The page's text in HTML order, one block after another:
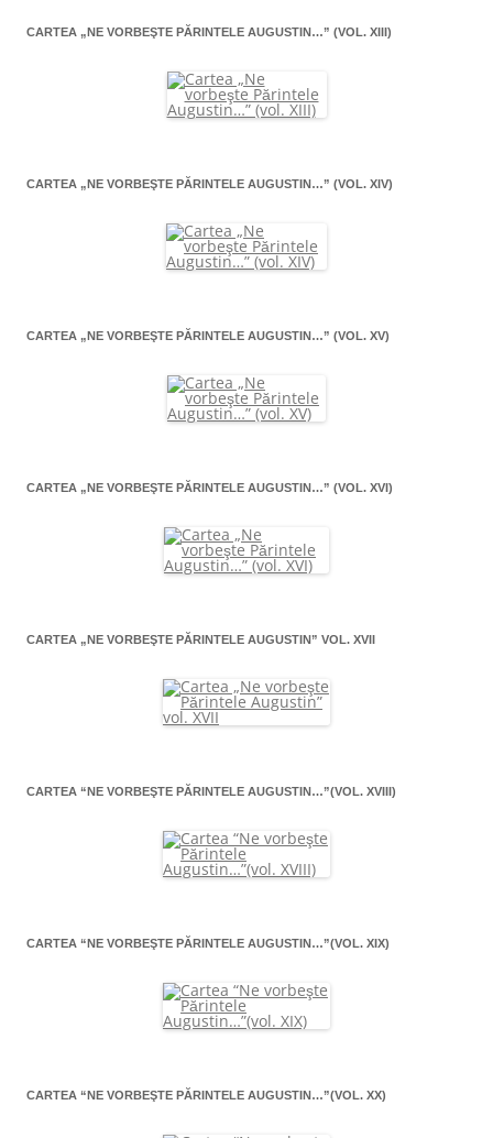
CARTEA „NE VORBEŞTE PĂRINTELE AUGUSTIN…” (VOL. XIII)
CARTEA „NE VORBEŞTE PĂRINTELE AUGUSTIN…” (VOL. XIV)
CARTEA „NE VORBEŞTE PĂRINTELE AUGUSTIN…” (VOL. XV)
CARTEA „NE VORBEŞTE PĂRINTELE AUGUSTIN…” (VOL. XVI)
CARTEA „NE VORBEŞTE PĂRINTELE AUGUSTIN” VOL. XVII
CARTEA “NE VORBEŞTE PĂRINTELE AUGUSTIN…”(VOL. XVIII)
CARTEA “NE VORBEŞTE PĂRINTELE AUGUSTIN…”(VOL. XIX)
CARTEA “NE VORBEŞTE PĂRINTELE AUGUSTIN…”(VOL. XX)